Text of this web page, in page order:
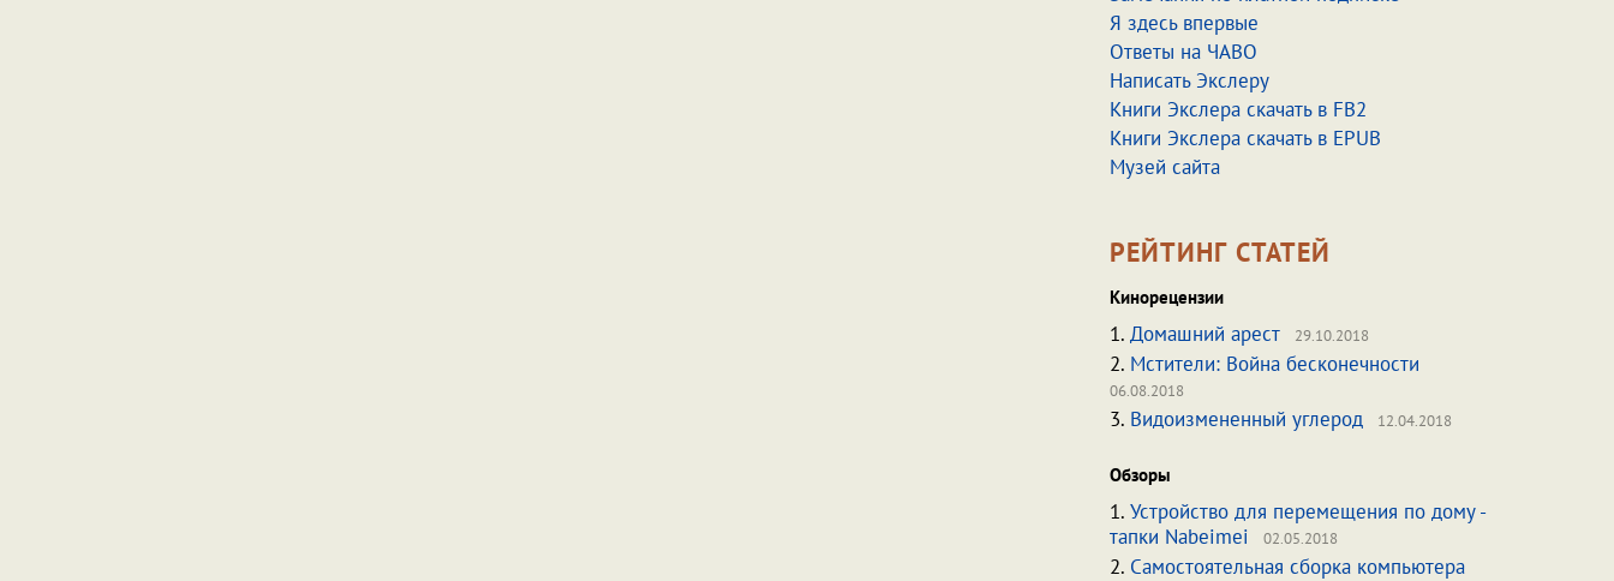
Я здесь впервые
Ответы на ЧАВО
Написать Экслеру
Книги Экслера скачать в FB2
Книги Экслера скачать в EPUB
Музей сайта
РЕЙТИНГ СТАТЕЙ
Кинорецензии
1. Домашний арест 29.10.2018
2. Мстители: Война бесконечности
06.08.2018
3. Видоизмененный углерод 12.04.2018
Обзоры
1. Устройство для перемещения по дому -
тапки Nabeimei
02.05.2018
2. Самостоятельная сборка компьютера